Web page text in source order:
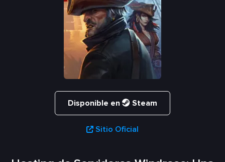
Disponible en Steam
Sitio Oficial